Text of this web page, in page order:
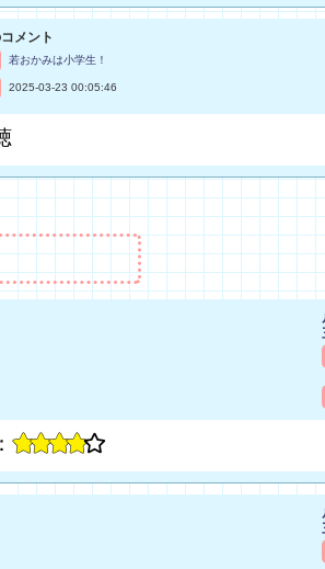
メント
若おかみは小学生！
2025-03-23 00:05:46